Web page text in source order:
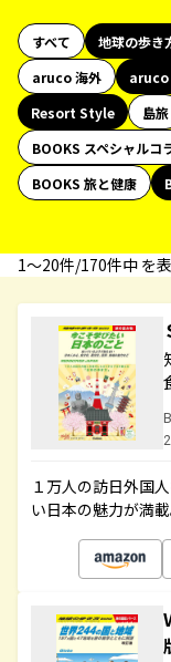
すべて 地球の歩き
aruco 海外
aruco
Resort Style
島旅
BOOKS スペシャルコ
BOOKS 旅と健康
1〜20件/170件中 を
１万人の訪日外国
い日本の魅力が満